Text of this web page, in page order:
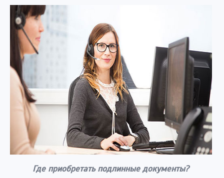
Где приобретать подлинные документы?